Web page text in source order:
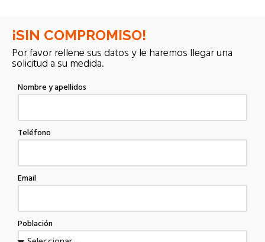
¡SIN COMPROMISO!
Por favor rellene sus datos y le haremos llegar una
solicitud a su medida.
Nombre y apellidos
Teléfono
Email
Población